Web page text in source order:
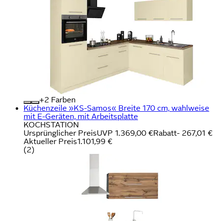
+
Farben
Küchenzeile »KS-Samos« Breite 170 cm, wahlweise
mit E-Geräten, mit Arbeitsplatte
KOCHSTATION
Ursprünglicher PreisUVP 1.369,00 €Rabatt- 267,01 €
Aktueller Preis1.101,99 €
(2)